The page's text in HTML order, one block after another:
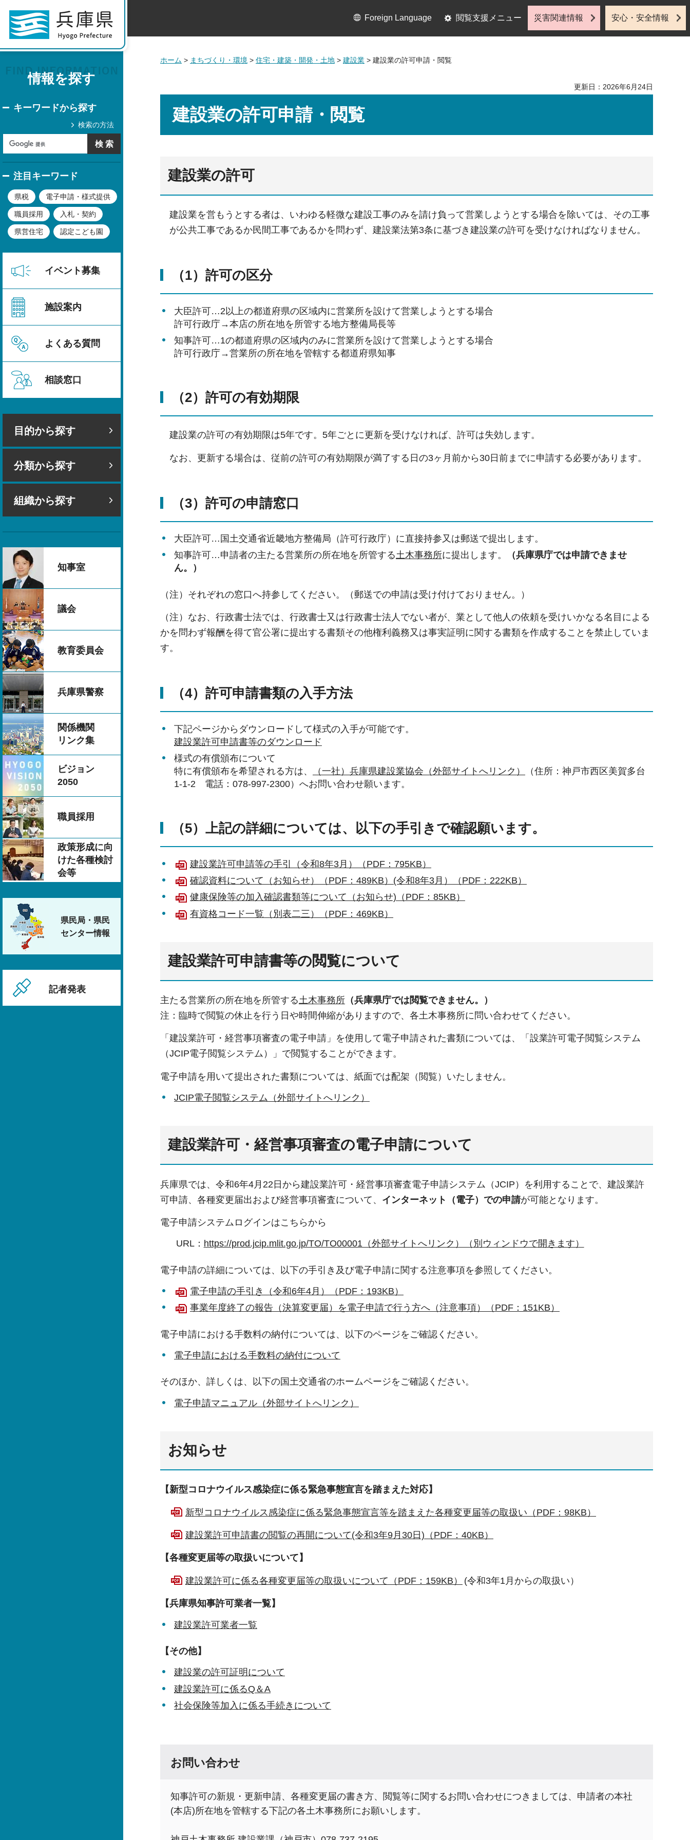
情報を探す
キーワードから探す
検索の方法
注目キーワード
県税 電子申請・様式提供
職員採用 入札・契約
県営住宅 認定こども園
イベント募集
施設案内
よくある質問
相談窓口
目的から探す
分類から探す
組織から探す
知事室
議会
教育委員会
兵庫県警察
関係機関
リンク集
ビジョン
2050
職員採用
政策形成に向
けた各種検討
会等
県民局・県民
センター情報
記者発表
Foreign Language 閲覧支援メニュー 災害関連情報 安心・安全情報
ホーム > まちづくり・環境 > 住宅・建築・開発・土地 > 建設業 > 建設業の許可申請・閲覧
更新日：2026年6月24日
建設業の許可申請・閲覧
建設業の許可
建設業を営もうとする者は、いわゆる軽微な建設工事のみを請け負って営業しようとする場合を除いては、その工事
が公共工事であるか民間工事であるかを問わず、建設業法第3条に基づき建設業の許可を受けなければなりません。
（1）許可の区分
大臣許可…2以上の都道府県の区域内に営業所を設けて営業しようとする場合
許可行政庁→本店の所在地を所管する地方整備局長等
知事許可…1の都道府県の区域内のみに営業所を設けて営業しようとする場合
許可行政庁→営業所の所在地を管轄する都道府県知事
（2）許可の有効期限
建設業の許可の有効期限は5年です。5年ごとに更新を受けなければ、許可は失効します。
なお、更新する場合は、従前の許可の有効期限が満了する日の3ヶ月前から30日前までに申請する必要があります。
（3）許可の申請窓口
大臣許可…国土交通省近畿地方整備局（許可行政庁）に直接持参又は郵送で提出します。
知事許可…申請者の主たる営業所の所在地を所管する土木事務所に提出します。
（兵庫県庁では申請できませ
ん。）
（注）それぞれの窓口へ持参してください。（郵送での申請は受け付けておりません。）
（注）なお、行政書士法では、行政書士又は行政書士法人でない者が、業として他人の依頼を受けいかなる名目による
かを問わず報酬を得て官公署に提出する書類その他権利義務又は事実証明に関する書類を作成することを禁止していま
す。
（4）許可申請書類の入手方法
下記ページからダウンロードして様式の入手が可能です。
建設業許可申請書等のダウンロード
様式の有償頒布について
特に有償頒布を希望される方は、
（一社）兵庫県建設業協会（外部サイトへリンク）
（住所：神戸市西区美賀多台
1-1-2 電話：078-997-2300）へお問い合わせ願います。
（5）上記の詳細については、以下の手引きで確認願います。
建設業許可申請等の手引（令和8年3月）（PDF：795KB）
確認資料について（お知らせ）（PDF：489KB）(令和8年3月）（PDF：222KB）
健康保険等の加入確認書類等について（お知らせ)（PDF：85KB）
有資格コード一覧（別表二三）（PDF：469KB）
建設業許可申請書等の閲覧について
主たる営業所の所在地を所管する 土木事務所 （兵庫県庁では閲覧できません。）
注：臨時で閲覧の休止を行う日や時間伸縮がありますので、各土木事務所に問い合わせてください。
「建設業許可・経営事項審査の電子申請」を使用して電子申請された書類については、「設業許可電子閲覧システム
（JCIP電子閲覧システム）」で閲覧することができます。
電子申請を用いて提出された書類については、紙面では配架（閲覧）いたしません。
JCIP電子閲覧システム（外部サイトへリンク）
建設業許可・経営事項審査の電子申請について
兵庫県では、令和6年4月22日から建設業許可・経営事項審査電子申請システム（JCIP）を利用することで、建設業許
可申請、各種変更届出および経営事項審査について、 インターネット（電子）での申請が可能となります。
電子申請システムログインはこちらから
URL： https://prod.jcip.mlit.go.jp/TO/TO00001（外部サイトへリンク）（別ウィンドウで開きます）
電子申請の詳細については、以下の手引き及び電子申請に関する注意事項を参照してください。
電子申請の手引き（令和6年4月）（PDF：193KB）
事業年度終了の報告（決算変更届）を電子申請で行う方へ（注意事項）（PDF：151KB）
電子申請における手数料の納付については、以下のページをご確認ください。
電子申請における手数料の納付について
そのほか、詳しくは、以下の国土交通省のホームページをご確認ください。
電子申請マニュアル（外部サイトへリンク）
お知らせ
【新型コロナウイルス感染症に係る緊急事態宣言を踏まえた対応】
新型コロナウイルス感染症に係る緊急事態宣言等を踏まえた各種変更届等の取扱い（PDF：98KB）
建設業許可申請書の閲覧の再開について(令和3年9月30日)（PDF：40KB）
【各種変更届等の取扱いについて】
建設業許可に係る各種変更届等の取扱いについて（PDF：159KB） (令和3年1月からの取扱い）
【兵庫県知事許可業者一覧】
建設業許可業者一覧
【その他】
建設業の許可証明について
建設業許可に係るQ＆A
社会保険等加入に係る手続きについて
お問い合わせ
知事許可の新規・更新申請、各種変更届の書き方、閲覧等に関するお問い合わせにつきましては、申請者の本社
(本店)所在地を管轄する下記の各土木事務所にお願いします。